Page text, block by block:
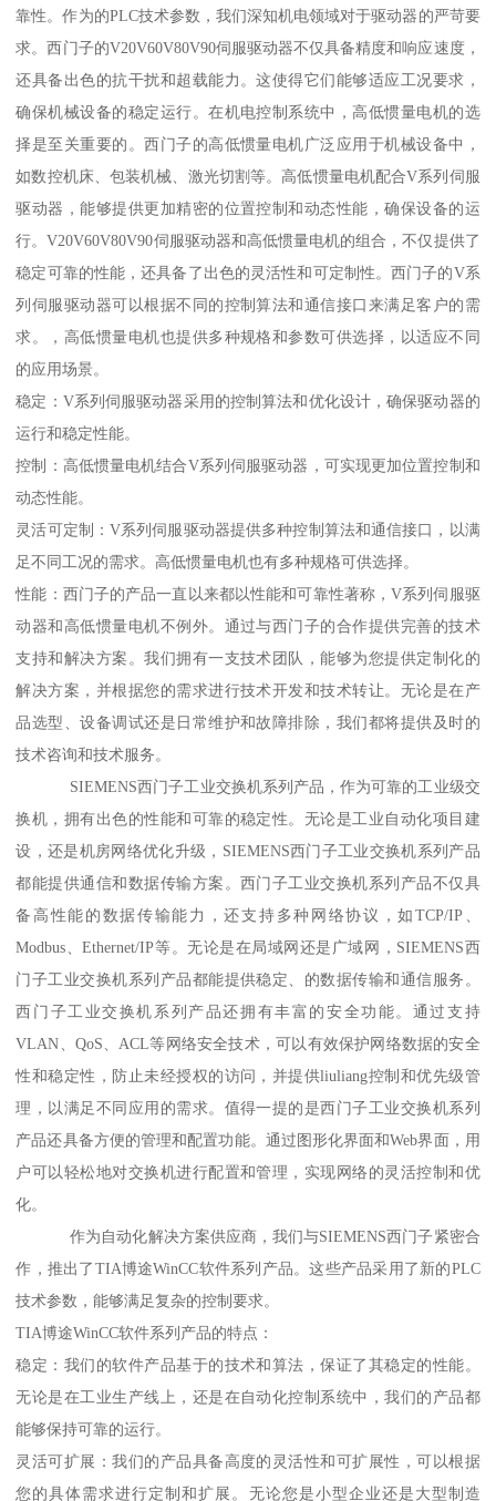
靠性。作为的PLC技术参数，我们深知机电领域对于驱动器的严苛要
求。西门子的V20V60V80V90伺服驱动器不仅具备精度和响应速度，
还具备出色的抗干扰和超载能力。这使得它们能够适应工况要求，
确保机械设备的稳定运行。在机电控制系统中，高低惯量电机的选
择是至关重要的。西门子的高低惯量电机广泛应用于机械设备中，
如数控机床、包装机械、激光切割等。高低惯量电机配合V系列伺服
驱动器，能够提供更加精密的位置控制和动态性能，确保设备的运
行。V20V60V80V90伺服驱动器和高低惯量电机的组合，不仅提供了
稳定可靠的性能，还具备了出色的灵活性和可定制性。西门子的V系
列伺服驱动器可以根据不同的控制算法和通信接口来满足客户的需
求。，高低惯量电机也提供多种规格和参数可供选择，以适应不同
的应用场景。
稳定：V系列伺服驱动器采用的控制算法和优化设计，确保驱动器的
运行和稳定性能。
控制：高低惯量电机结合V系列伺服驱动器，可实现更加位置控制和
动态性能。
灵活可定制：V系列伺服驱动器提供多种控制算法和通信接口，以满
足不同工况的需求。高低惯量电机也有多种规格可供选择。
性能：西门子的产品一直以来都以性能和可靠性著称，V系列伺服驱
动器和高低惯量电机不例外。通过与西门子的合作提供完善的技术
支持和解决方案。我们拥有一支技术团队，能够为您提供定制化的
解决方案，并根据您的需求进行技术开发和技术转让。无论是在产
品选型、设备调试还是日常维护和故障排除，我们都将提供及时的
技术咨询和技术服务。
SIEMENS西门子工业交换机系列产品，作为可靠的工业级交
换机，拥有出色的性能和可靠的稳定性。无论是工业自动化项目建
设，还是机房网络优化升级，SIEMENS西门子工业交换机系列产品
都能提供通信和数据传输方案。西门子工业交换机系列产品不仅具
备高性能的数据传输能力，还支持多种网络协议，如TCP/IP、
Modbus、Ethernet/IP等。无论是在局域网还是广域网，SIEMENS西
门子工业交换机系列产品都能提供稳定、的数据传输和通信服务。
西门子工业交换机系列产品还拥有丰富的安全功能。通过支持
VLAN、QoS、ACL等网络安全技术，可以有效保护网络数据的安全
性和稳定性，防止未经授权的访问，并提供liuliang控制和优先级管
理，以满足不同应用的需求。值得一提的是西门子工业交换机系列
产品还具备方便的管理和配置功能。通过图形化界面和Web界面，用
户可以轻松地对交换机进行配置和管理，实现网络的灵活控制和优
化。
作为自动化解决方案供应商，我们与SIEMENS西门子紧密合
作，推出了TIA博途WinCC软件系列产品。这些产品采用了新的PLC
技术参数，能够满足复杂的控制要求。
TIA博途WinCC软件系列产品的特点：
稳定：我们的软件产品基于的技术和算法，保证了其稳定的性能。
无论是在工业生产线上，还是在自动化控制系统中，我们的产品都
能够保持可靠的运行。
灵活可扩展：我们的产品具备高度的灵活性和可扩展性，可以根据
您的具体需求进行定制和扩展。无论您是小型企业还是大型制造